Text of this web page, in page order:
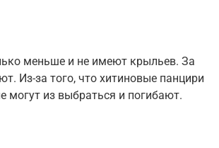
меньше и не имеют крыльев. За
Из-за того, что хитиновые панцири
могут из выбраться и погибают.